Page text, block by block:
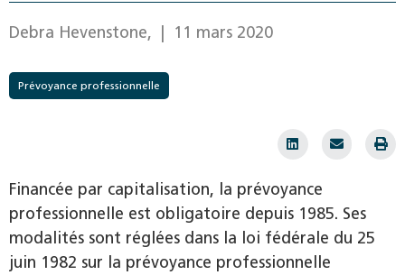
Debra Hevenstone, | 11 mars 2020
Prévoyance professionnelle
Financée par capitalisation, la prévoyance
professionnelle est obligatoire depuis 1985. Ses
modalités sont réglées dans la loi fédérale du 25
juin 1982 sur la prévoyance professionnelle